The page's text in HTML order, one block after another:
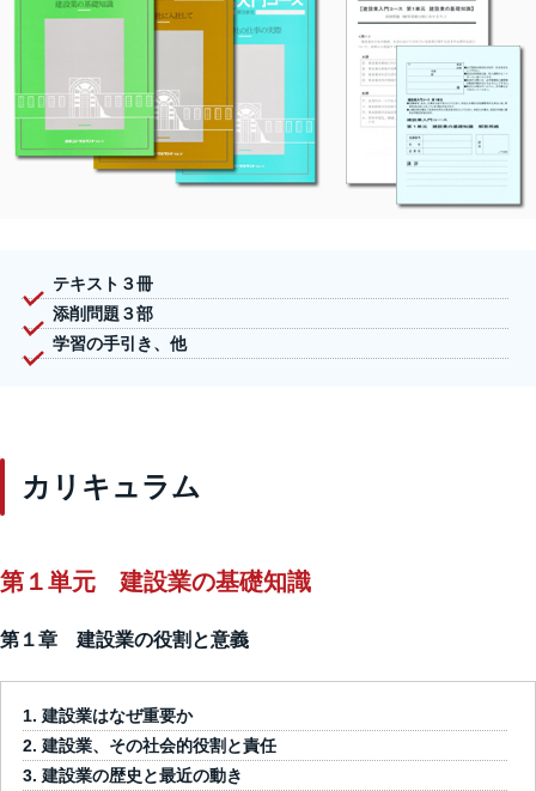
テキスト３冊
添削問題３部
学習の手引き、他
カリキュラム
第１単元 建設業の基礎知識
第１章 建設業の役割と意義
建設業はなぜ重要か
建設業、その社会的役割と責任
建設業の歴史と最近の動き